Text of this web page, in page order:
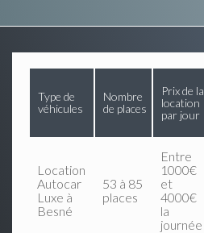
Type de
véhicules
Nombre
de places
Prix de la
location
par jour
Location
Autocar
Luxe à
Besné
53 à 85
places
Entre
1000€
et
4000€
la
journée